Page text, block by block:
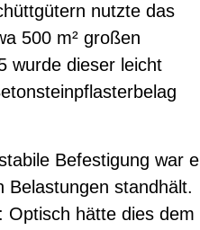
nutzte das
500 m² großen
wurde dieser leicht
Befestigung war
Belastungen standhält.
Optisch hätte dies dem